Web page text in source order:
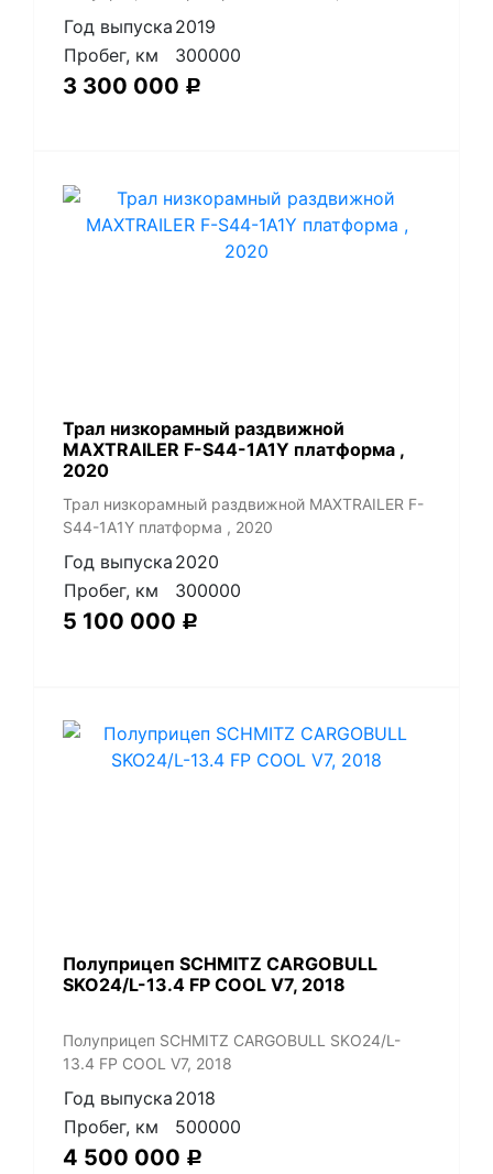
Год выпуска 2019
Пробег, км
300000
3 300 000 Р
Трал низкорамный раздвижной
MAXTRAILER F-S44-1A1Y платформа ,
2020
Трал низкорамный раздвижной MAXTRAILER F-
S44-1A1Y платформа , 2020
Год выпуска 2020
Пробег, км
300000
5 100 000 Р
Полуприцеп SCHMITZ CARGOBULL
SKO24/L-13.4 FP COOL V7, 2018
Полуприцеп SCHMITZ CARGOBULL SKO24/L-
13.4 FP COOL V7, 2018
Год выпуска 2018
Пробег, км
500000
4 500 000 Р